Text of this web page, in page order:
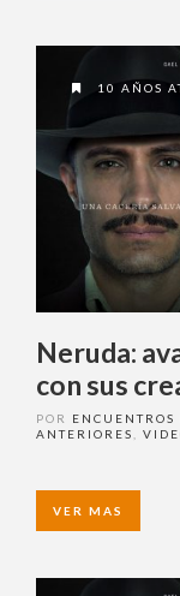
10 AÑOS
Neruda:
con sus
POR
ANTERIORES
VER MAS